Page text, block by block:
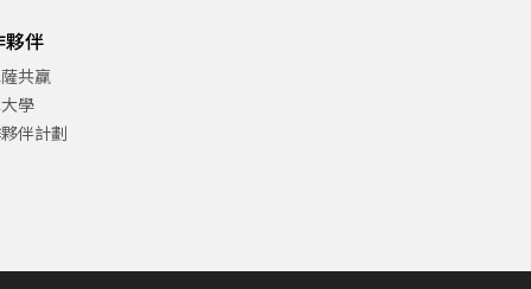
夥伴
共贏
學
伴計劃